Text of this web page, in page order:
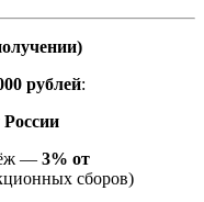
рублей:
— 3% от
сборов)